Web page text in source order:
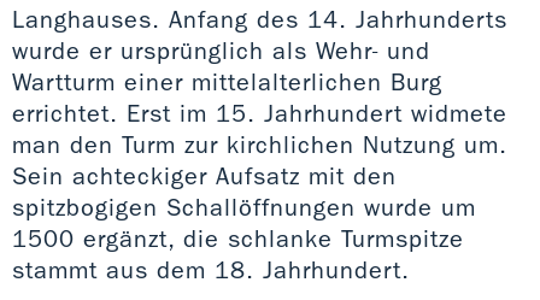
Langhauses. Anfang des 14. Jahrhunderts
wurde er ursprünglich als Wehr- und
Wartturm einer mittelalterlichen Burg
errichtet. Erst im 15. Jahrhundert widmete
man den Turm zur kirchlichen Nutzung um.
Sein achteckiger Aufsatz mit den
spitzbogigen Schallöffnungen wurde um
1500 ergänzt, die schlanke Turmspitze
stammt aus dem 18. Jahrhundert.